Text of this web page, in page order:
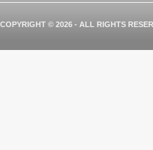
COPYRIGHT © 2026 - ALL RIGHTS